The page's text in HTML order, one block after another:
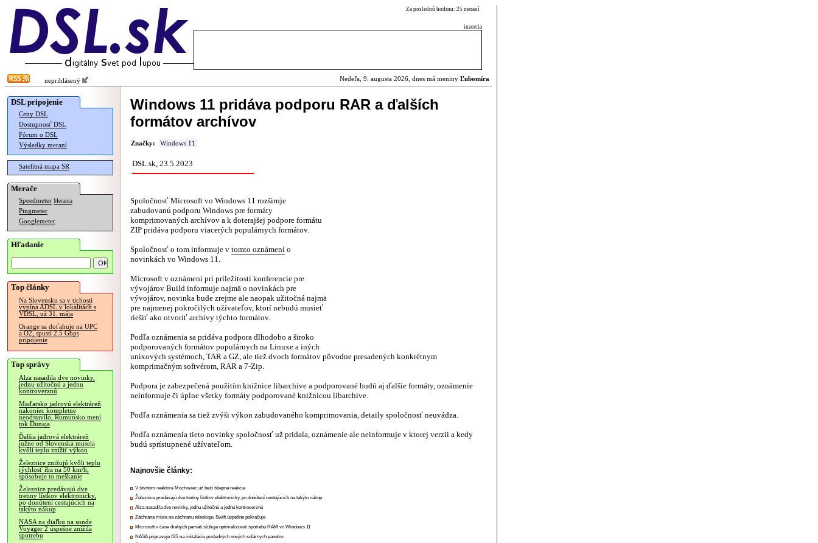
Za poslednú hodinu: 25 meraní
inzercia
neprihlásený Nedeľa, 9. augusta 2026, dnes má meniny Ľubomíra
DSL pripojenie
Ceny DSL
Dostupnosť DSL
Fórum o DSL
Výsledky meraní
Satelitná mapa SR
Merače
Speedmeter Merania
Pingmeter
Googlemeter
Hľadanie
Top články
Na Slovensku sa v tichosti
vypína ADSL v lokalitách s
VDSL, už 31. mája
Orange sa doťahuje na UPC
a O2, spustí 2.5 Gbps
pripojenie
Top správy
Alza nasadila dve novinky,
jednu užitočnú a jednu
kontroverznú
Maďarsko jadrovú elektráreň
nakoniec kompletne
neodstavilo, Rumunsko mení
tok Dunaja
Ďalšia jadrová elektráreň
južne od Slovenska musela
kvôli teplu znížiť výkon
Železnice znižujú kvôli teplu
rýchlosť iba na 50 km/h,
spôsobuje to meškanie
Železnice predávajú dve
tretiny lístkov elektronicky,
po donútení cestujúcich na
takýto nákup
NASA na diaľku na sonde
Voyager 2 úspešne znížila
spotrebu
Windows 11 pridáva podporu RAR a ďalších
formátov archívov
Značky: Windows 11
DSL.sk, 23.5.2023
Spoločnosť Microsoft vo Windows 11 rozširuje
zabudovanú podporu Windows pre formáty
komprimovaných archívov a k doterajšej podpore formátu
ZIP pridáva podporu viacerých populárnych formátov.
Spoločnosť o tom informuje v tomto oznámení o
novinkách vo Windows 11.
Microsoft v oznámení pri príležitosti konferencie pre
vývojárov Build informuje najmä o novinkách pre
vývojárov, novinka bude zrejme ale naopak užitočná najmä
pre najmenej pokročilých užívateľov, ktorí nebudú musieť
riešiť ako otvoriť archívy týchto formátov.
Podľa oznámenia sa pridáva podpora dlhodobo a široko
podporovaných formátov populárnych na Linuxe a iných
unixových systémoch, TAR a GZ, ale tiež dvoch formátov pôvodne presadených konkrétnym
komprimačným softvérom, RAR a 7-Zip.
Podpora je zabezpečená použitím knižnice libarchive a podporované budú aj ďalšie formáty, oznámenie
neinformuje či úplne všetky formáty podporované knižnicou libarchive.
Podľa oznámenia sa tiež zvýši výkon zabudovaného komprimovania, detaily spoločnosť neuvádza.
Podľa oznámenia tieto novinky spoločnosť už pridala, oznámenie ale neinformuje v ktorej verzii a kedy
budú sprístupnené užívateľom.
Najnovšie články:
V štvrtom reaktore Mochoviec už beží štiepna reakcia
Železnice predávajú dve tretiny lístkov elektronicky, po donútení cestujúcich na takýto nákup
Alza nasadila dve novinky, jednu užitočnú a jednu kontroverznú
Záchrana misie na záchranu teleskopu Swift úspešne pokračuje
Microsoft v čase drahých pamätí sľubuje optimalizovať spotrebu RAM vo Windows 11
NASA pripravuje ISS na inštaláciu posledných nových solárnych panelov